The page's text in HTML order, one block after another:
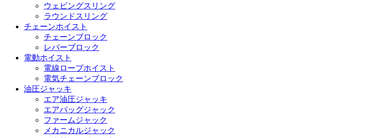
ウェビングスリング
ラウンドスリング
チェーンホイスト
チェーンブロック
レバーブロック
電動ホイスト
電線ロープホイスト
電気チェーンブロック
油圧ジャッキ
エア油圧ジャッキ
エアバッグジャック
ファームジャック
メカニカルジャック